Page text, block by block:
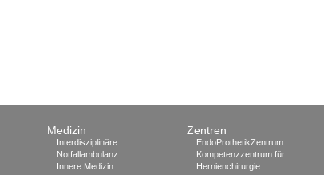
Medizin
Interdisziplinäre
Notfallambulanz
Innere Medizin
Zentren
EndoProthetikZentrum
Kompetenzzentrum für
Hernienchirurgie